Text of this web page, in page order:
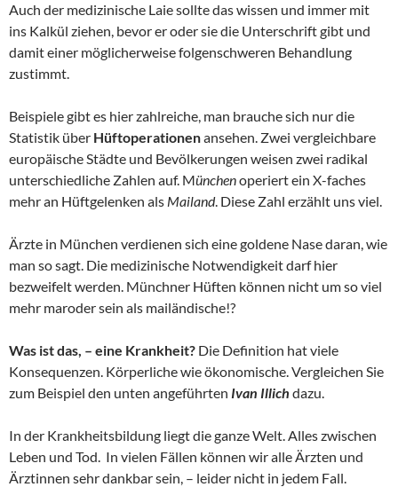
Auch der medizinische Laie sollte das wissen und immer mit
ins Kalkül ziehen, bevor er oder sie die Unterschrift gibt und
damit einer möglicherweise folgenschweren Behandlung
zustimmt.
Beispiele gibt es hier zahlreiche, man brauche sich nur die
Statistik über Hüftoperationenansehen. Zwei vergleichbare
europäische Städte und Bevölkerungen weisen zwei radikal
unterschiedliche Zahlen auf. Münchenoperiert ein X-faches
mehr an Hüftgelenken als Mailand. Diese Zahl erzählt uns viel.
Ärzte in München verdienen sich eine goldene Nase daran, wie
man so sagt. Die medizinische Notwendigkeit darf hier
bezweifelt werden. Münchner Hüften können nicht um so viel
mehr maroder sein als mailändische!?
Was ist das, – eine Krankheit? Die Definition hat viele
Konsequenzen. Körperliche wie ökonomische. Vergleichen Sie
zum Beispiel den unten angeführten Ivan Illich dazu.
In der Krankheitsbildung liegt die ganze Welt. Alles zwischen
Leben und Tod. In vielen Fällen können wir alle Ärzten und
Ärztinnen sehr dankbar sein, – leider nicht in jedem Fall.